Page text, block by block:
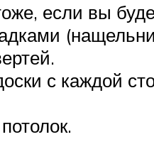
если вы
с каждой